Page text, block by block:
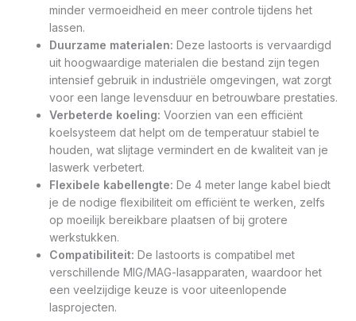
minder vermoeidheid en meer controle tijdens het
lassen.
Duurzame materialen: Deze lastoorts is vervaardigd
uit hoogwaardige materialen die bestand zijn tegen
intensief gebruik in industriële omgevingen, wat zorgt
voor een lange levensduur en betrouwbare prestaties.
Verbeterde koeling: Voorzien van een efficiënt
koelsysteem dat helpt om de temperatuur stabiel te
houden, wat slijtage vermindert en de kwaliteit van je
laswerk verbetert.
Flexibele kabellengte: De 4 meter lange kabel biedt
je de nodige flexibiliteit om efficiënt te werken, zelfs
op moeilijk bereikbare plaatsen of bij grotere
werkstukken.
Compatibiliteit: De lastoorts is compatibel met
verschillende MIG/MAG-lasapparaten, waardoor het
een veelzijdige keuze is voor uiteenlopende
lasprojecten.